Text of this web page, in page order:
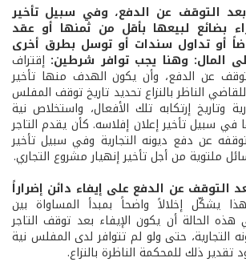
التوقف عن الدفع، وفي سبيل تأخير
بضائع لبيعها بأقل من ثمنها أو عقد
أو تداول سندات أو توسل بطرق أخرى
المال: وهنا يجب توافر شرطين: إقتراف
عن الدفع، وأن يكون الهدف منها تأخير
الناظر بالنزاع تحديد تاريخ توقف المفلس
وتاريخ إرتكابه تلك الأفعال، واستخلاص نية
سبيل تأخير إعلان إفلاسه. كأن يقدم التاجر
عن دفع ديونه التجارية وفي سبيل تأخير
ملتوية من أجل تأخير إنهيار مشروع التجاري.
التوقف عن الدفع على إيفاء دائن إضراراً
يشكّل إخلالاً واضحاً بمبدأ المساواة بين
هذه الحالة أن يكون الإيفاء بعد توقف التاجر
التجارية، حتى ولو لم تتوافر لدى المفلس نية
تقدير ذلك للمحكمة الناظرة بالنزاع.